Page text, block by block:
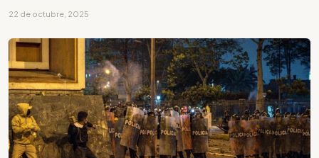
22 de octubre, 2025